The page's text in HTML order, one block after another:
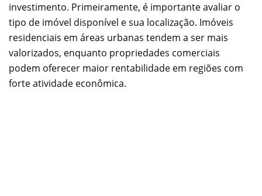
investimento. Primeiramente, é importante avaliar o
tipo de imóvel disponível e sua localização. Imóveis
residenciais em áreas urbanas tendem a ser mais
valorizados, enquanto propriedades comerciais
podem oferecer maior rentabilidade em regiões com
forte atividade econômica.